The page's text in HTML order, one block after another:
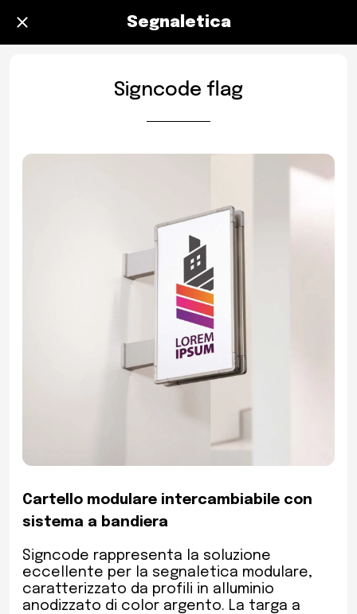
Segnaletica
Signcode flag
Cartello modulare intercambiabile con
sistema a bandiera
Signcode rappresenta la soluzione
eccellente per la segnaletica modulare,
caratterizzato da profili in alluminio
anodizzato di color argento. La targa a